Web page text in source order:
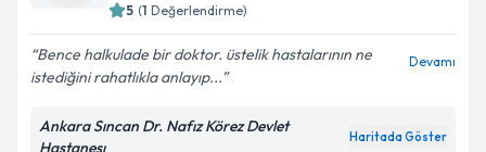
Kişisel verilerimin işlenmesine ilişkin
Aydınlatma
5 (1 Değerlendirme)
Bence halkulade bir doktor. üstelik hastalarının ne
istediğini rahatlıkla anlayıp...
Devamı
Ankara Sıncan Dr. Nafız Körez Devlet
Hastanesı
Haritada Göster